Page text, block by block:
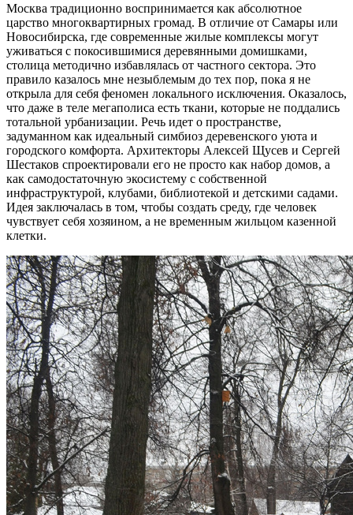
Москва традиционно воспринимается как абсолютное
царство многоквартирных громад. В отличие от Самары или
Новосибирска, где современные жилые комплексы могут
уживаться с покосившимися деревянными домишками,
столица методично избавлялась от частного сектора. Это
правило казалось мне незыблемым до тех пор, пока я не
открыла для себя феномен локального исключения. Оказалось,
что даже в теле мегаполиса есть ткани, которые не поддались
тотальной урбанизации. Речь идет о пространстве,
задуманном как идеальный симбиоз деревенского уюта и
городского комфорта. Архитекторы Алексей Щусев и Сергей
Шестаков спроектировали его не просто как набор домов, а
как самодостаточную экосистему с собственной
инфраструктурой, клубами, библиотекой и детскими садами.
Идея заключалась в том, чтобы создать среду, где человек
чувствует себя хозяином, а не временным жильцом казенной
клетки.